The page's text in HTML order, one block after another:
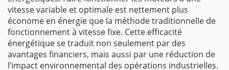
vitesse variable et optimale est nettement plus
économe en énergie que la méthode traditionnelle de
fonctionnement à vitesse fixe. Cette efficacité
énergétique se traduit non seulement par des
avantages financiers, mais aussi par une réduction de
l’impact environnemental des opérations industrielles.